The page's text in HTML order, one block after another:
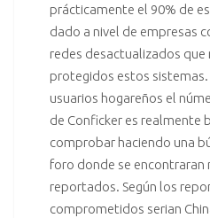
prácticamente el 90% de
dado a nivel de empresas
redes desactualizados que
protegidos estos sistemas.
usuarios hogareños el
de Conficker es realmente
comprobar haciendo una
foro donde se encontraran
reportados. Según los
comprometidos serian